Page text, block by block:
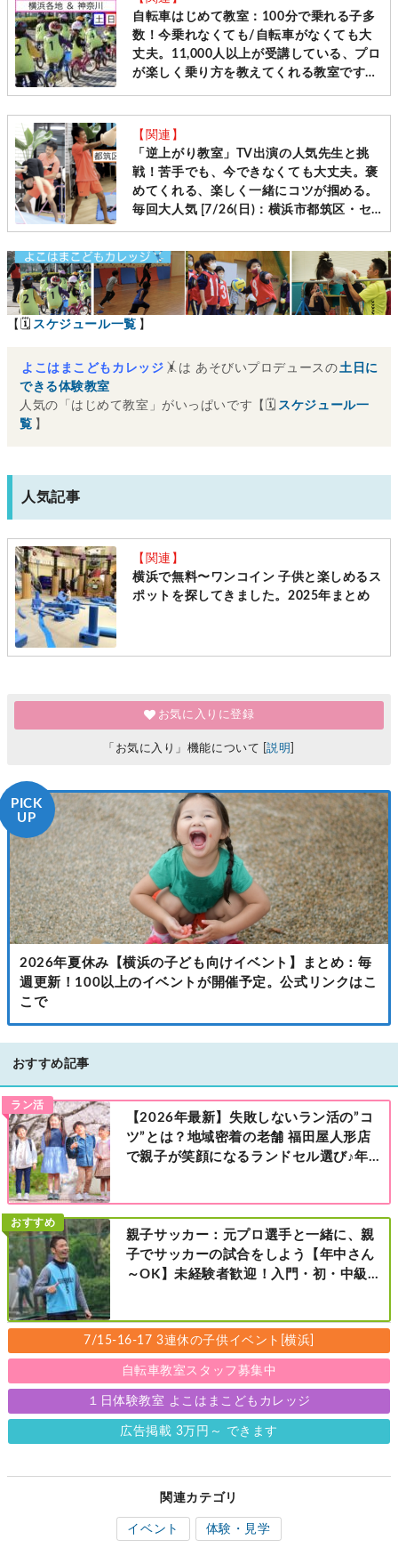
自転車はじめて教室：100分で乗れる子多
数！今乗れなくても/自転車がなくても大
丈夫。11,000人以上が受講している、プロ
が楽しく乗り方を教えてくれる教室です
【関連】
「逆上がり教室」TV出演の人気先生と挑
戦！苦手でも、今できなくても大丈夫。褒
めてくれる、楽しく一緒にコツが掴める。
毎回大人気 [7/26(日)：横浜市都筑区・セ
【🗓 スケジュール一覧 】
よこはまこどもカレッジ 🤸は あそびいプロデュースの 土日に
できる体験教室
人気の「はじめて教室」がいっぱいです【🗓 スケジュール一
覧 】
人気記事
【関連】
横浜で無料〜ワンコイン 子供と楽しめるス
ポットを探してきました。2025年まとめ
お気に入りに登録
「お気に入り」機能について [説明]
PICK
UP
2026年夏休み【横浜の子ども向けイベント】まとめ：毎
週更新！100以上のイベントが開催予定。公式リンクはこ
こで
おすすめ記事
ラン活
【2026年最新】失敗しないラン活の”コ
ツ”とは？地域密着の老舗 福田屋人形店
で親子が笑顔になるランドセル選び♪年
店・町田店・マルイファミリー溝口店］
おすすめ
親子サッカー：元プロ選手と一緒に、親
子でサッカーの試合をしよう【年中さん
～OK】未経験者歓迎！入門・初・中級の
7/15-16-17 3連休の子供イベント[横浜]
自転車教室スタッフ募集中
１日体験教室 よこはまこどもカレッジ
広告掲載 3万円～ できます
関連カテゴリ
イベント 体験・見学